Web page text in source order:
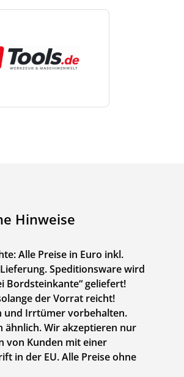
Hinweise
Alle Preise in Euro inkl.
Speditionsware wird
Bordsteinkante“ geliefert!
der Vorrat reicht!
und Irrtümer vorbehalten.
ähnlich. Wir akzeptieren nur
von Kunden mit einer
in der EU. Alle Preise ohne